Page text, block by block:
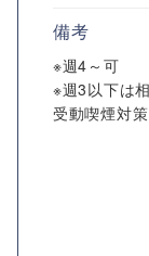
備考
※週4～可
※週3以下は
受動喫煙対